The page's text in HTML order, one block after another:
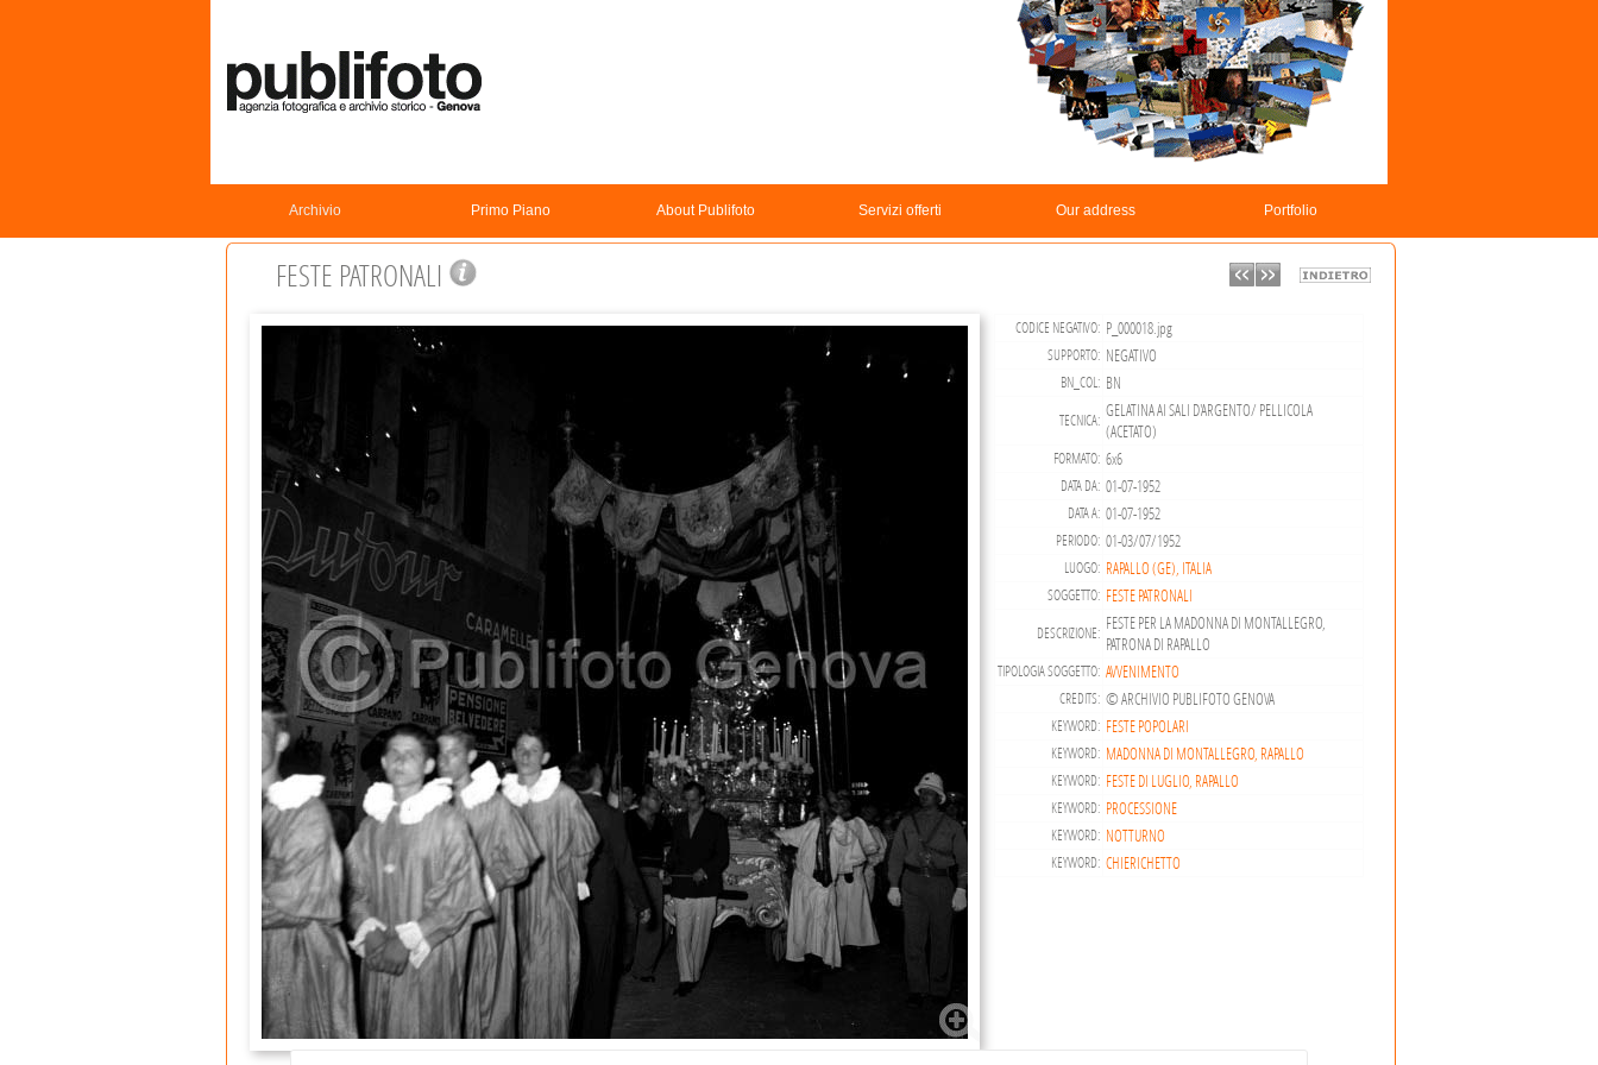
Archivio Primo Piano About Publifoto Servizi offerti Our address Portfolio
FESTE PATRONALI
CODICE NEGATIVO: P_000018.jpg
SUPPORTO: NEGATIVO
BN_COL: BN
TECNICA: GELATINA AI SALI D'ARGENTO/ PELLICOLA
(ACETATO)
FORMATO: 6x6
DATA DA: 01-07-1952
DATA A: 01-07-1952
PERIODO: 01-03/07/1952
LUOGO: RAPALLO (GE), ITALIA
SOGGETTO: FESTE PATRONALI
DESCRIZIONE: FESTE PER LA MADONNA DI MONTALLEGRO,
PATRONA DI RAPALLO
TIPOLOGIA SOGGETTO: AVVENIMENTO
CREDITS: © ARCHIVIO PUBLIFOTO GENOVA
KEYWORD: FESTE POPOLARI
KEYWORD: MADONNA DI MONTALLEGRO, RAPALLO
KEYWORD: FESTE DI LUGLIO, RAPALLO
KEYWORD: PROCESSIONE
KEYWORD: NOTTURNO
KEYWORD: CHIERICHETTO